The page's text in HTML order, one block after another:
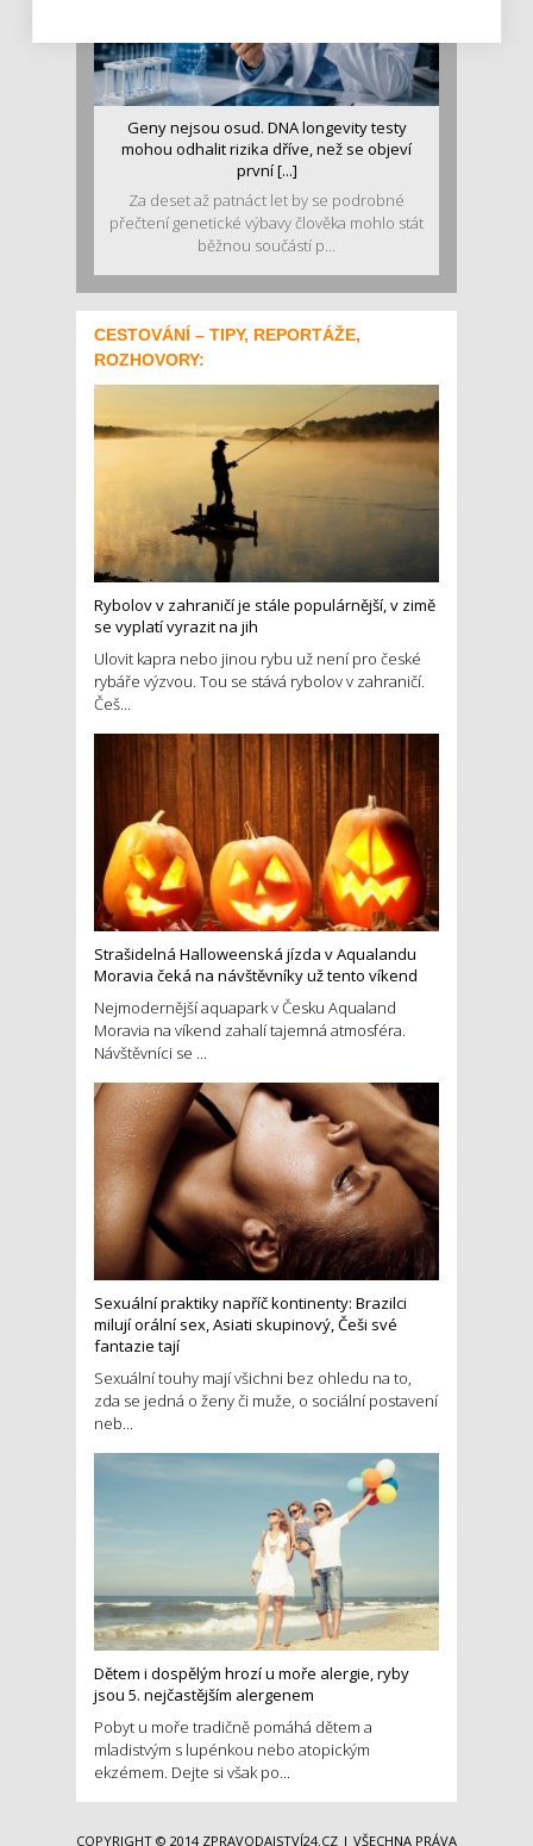
Geny nejsou osud. DNA longevity testy
mohou odhalit rizika dříve, než se objeví
první [...]
Za deset až patnáct let by se podrobné
přečtení genetické výbavy člověka mohlo stát
běžnou součástí p...
CESTOVÁNÍ – TIPY, REPORTÁŽE,
ROZHOVORY:
Rybolov v zahraničí je stále populárnější, v zimě
se vyplatí vyrazit na jih
Ulovit kapra nebo jinou rybu už není pro české
rybáře výzvou. Tou se stává rybolov v zahraničí.
Češ...
Strašidelná Halloweenská jízda v Aqualandu
Moravia čeká na návštěvníky už tento víkend
Nejmodernější aquapark v Česku Aqualand
Moravia na víkend zahalí tajemná atmosféra.
Návštěvníci se ...
Sexuální praktiky napříč kontinenty: Brazilci
milují orální sex, Asiati skupinový, Češi své
fantazie tají
Sexuální touhy mají všichni bez ohledu na to,
zda se jedná o ženy či muže, o sociální postavení
neb...
Dětem i dospělým hrozí u moře alergie, ryby
jsou 5. nejčastějším alergenem
Pobyt u moře tradičně pomáhá dětem a
mladistvým s lupénkou nebo atopickým
ekzémem. Dejte si však po...
COPYRIGHT © 2014 ZPRAVODAJSTVÍ24.CZ | VŠECHNA PRÁVA